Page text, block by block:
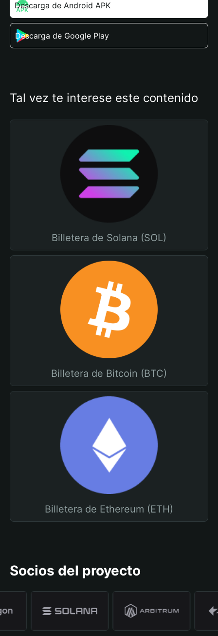
Descarga de Android APK
Descarga de Google Play
Tal vez te interese este contenido
Billetera de Solana (SOL)
Billetera de Bitcoin (BTC)
Billetera de Ethereum (ETH)
Socios del proyecto